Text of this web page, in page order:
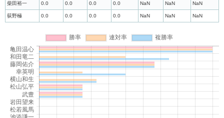
柴田裕一 0.0 0.0 0.0 0.0 NaN NaN NaN
荻野極 0.0 0.0 0.0 0.0 NaN NaN NaN